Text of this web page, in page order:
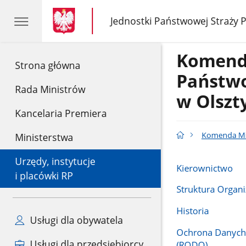
Strona główna
Rada Ministrów
Kancelaria Premiera
Ministerstwa
Urzędy, instytucje
i placówki RP
Usługi dla obywatela
gov.pl
gov.pl
Jednostki Państwowej Straży
gov.pl
Jednostki
Państwowej
w
Komenda
Kierownictwo
Struktura
Historia
Ochrona